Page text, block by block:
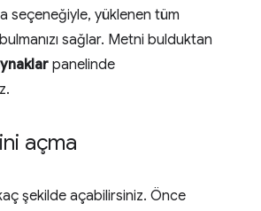
seçeneğiyle, yüklenen tüm
sağlar. Metni bulduktan
panelinde
açma
şekilde açabilirsiniz. Önce